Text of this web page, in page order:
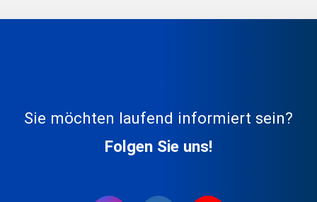
Sie möchten laufend informiert sein?
Folgen Sie uns!